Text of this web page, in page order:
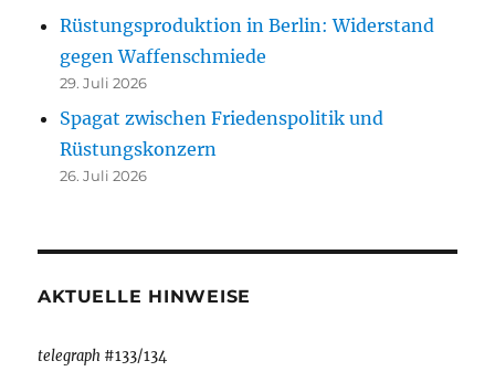
Rüstungsproduktion in Berlin: Widerstand
gegen Waffenschmiede
29. Juli 2026
Spagat zwischen Friedenspolitik und
Rüstungskonzern
26. Juli 2026
AKTUELLE HINWEISE
telegraph #133/134